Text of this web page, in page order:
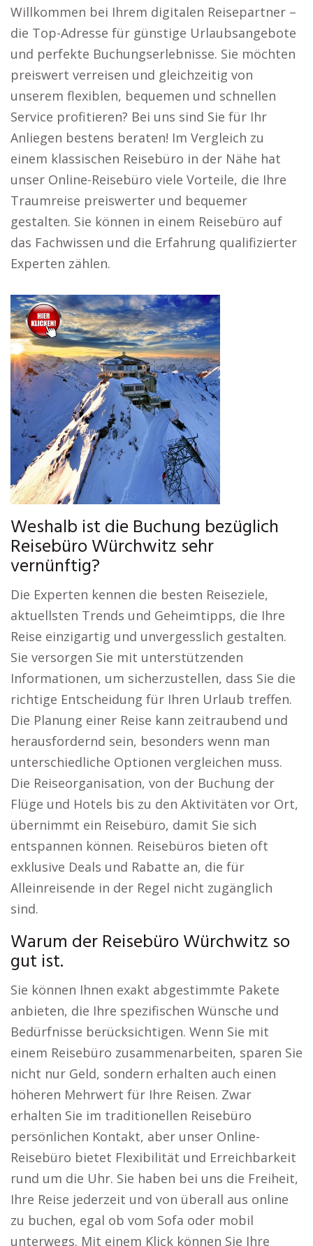
Willkommen bei Ihrem digitalen Reisepartner –
die Top-Adresse für günstige Urlaubsangebote
und perfekte Buchungserlebnisse. Sie möchten
preiswert verreisen und gleichzeitig von
unserem flexiblen, bequemen und schnellen
Service profitieren? Bei uns sind Sie für Ihr
Anliegen bestens beraten! Im Vergleich zu
einem klassischen Reisebüro in der Nähe hat
unser Online-Reisebüro viele Vorteile, die Ihre
Traumreise preiswerter und bequemer
gestalten. Sie können in einem Reisebüro auf
das Fachwissen und die Erfahrung qualifizierter
Experten zählen.
Weshalb ist die Buchung bezüglich
Reisebüro Würchwitz sehr
vernünftig?
Die Experten kennen die besten Reiseziele,
aktuellsten Trends und Geheimtipps, die Ihre
Reise einzigartig und unvergesslich gestalten.
Sie versorgen Sie mit unterstützenden
Informationen, um sicherzustellen, dass Sie die
richtige Entscheidung für Ihren Urlaub treffen.
Die Planung einer Reise kann zeitraubend und
herausfordernd sein, besonders wenn man
unterschiedliche Optionen vergleichen muss.
Die Reiseorganisation, von der Buchung der
Flüge und Hotels bis zu den Aktivitäten vor Ort,
übernimmt ein Reisebüro, damit Sie sich
entspannen können. Reisebüros bieten oft
exklusive Deals und Rabatte an, die für
Alleinreisende in der Regel nicht zugänglich
sind.
Warum der Reisebüro Würchwitz so
gut ist.
Sie können Ihnen exakt abgestimmte Pakete
anbieten, die Ihre spezifischen Wünsche und
Bedürfnisse berücksichtigen. Wenn Sie mit
einem Reisebüro zusammenarbeiten, sparen Sie
nicht nur Geld, sondern erhalten auch einen
höheren Mehrwert für Ihre Reisen. Zwar
erhalten Sie im traditionellen Reisebüro
persönlichen Kontakt, aber unser Online-
Reisebüro bietet Flexibilität und Erreichbarkeit
rund um die Uhr. Sie haben bei uns die Freiheit,
Ihre Reise jederzeit und von überall aus online
zu buchen, egal ob vom Sofa oder mobil
unterwegs. Mit einem Klick können Sie Ihre